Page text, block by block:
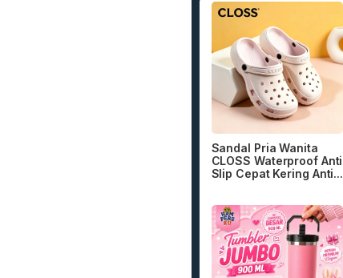
Sandal Pria Wanita
CLOSS Waterproof Anti
Slip Cepat Kering Anti...